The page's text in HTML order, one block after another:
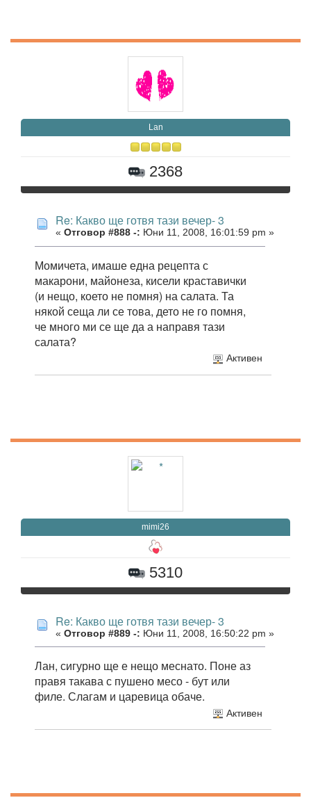
Lan
2368
Re: Какво ще готвя тази вечер- 3
« Отговор #888 -: Юни 11, 2008, 16:01:59 pm »
Момичета, имаше една рецепта с
макарони, майонеза, кисели краставички
(и нещо, което не помня) на салата. Та
някой сеща ли се това, дето не го помня,
че много ми се ще да а направя тази
салата?
Активен
mimi26
5310
Re: Какво ще готвя тази вечер- 3
« Отговор #889 -: Юни 11, 2008, 16:50:22 pm »
Лан, сигурно ще е нещо меснато. Поне аз
правя такава с пушено месо - бут или
филе. Слагам и царевица обаче.
Активен